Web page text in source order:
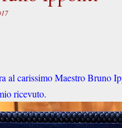
al carissimo Maestro Bruno
ricevuto.